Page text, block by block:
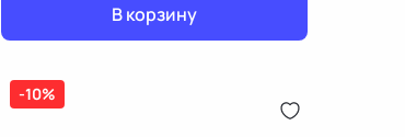
В корзину
-10%